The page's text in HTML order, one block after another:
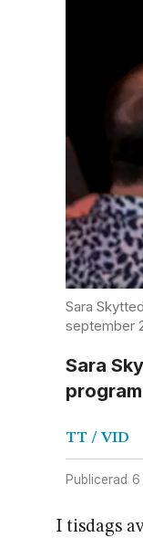
Sara
september
Sara
TT / VID
Publicerad
I tisdags